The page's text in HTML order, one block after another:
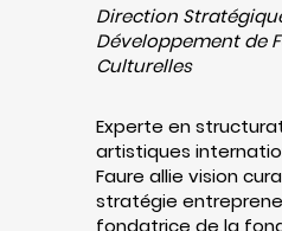
Direction
Développement de
Culturelles
Experte en
artistiques
Faure allie vision
stratégie
fondatrice de la